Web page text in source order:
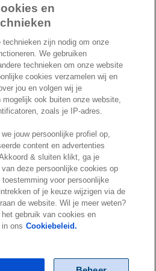
en
technieken zijn nodig om onze
We gebruiken
technieken om onze website
cookies verzamelen wij en
jou en volgen wij je
mogelijk ook buiten onze website,
zoals je IP-adres.
jouw persoonlijke profiel op,
content en advertenties
& sluiten klikt, ga je
deze persoonlijke cookies op
voor persoonlijke
of je keuze wijzigen via de
de website. Wil je meer weten?
gebruik van cookies en
ons Cookiebeleid.